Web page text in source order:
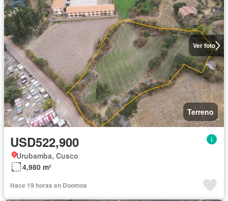
Ver foto
Terreno
USD522,900
Urubamba, Cusco
4,980 m²
Hace 19 horas en Doomos